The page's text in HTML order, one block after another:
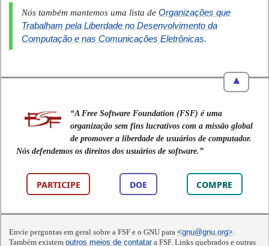
Nós também mantemos uma lista de Organizações que
Trabalham pela Liberdade no Desenvolvimento da
Computação e nas Comunicações Eletrônicas.
▲
“A Free Software Foundation (FSF) é uma
organização sem fins lucrativos com a missão global
de promover a liberdade de usuários de computador.
Nós defendemos os direitos dos usuários de software.”
PARTICIPE DOE COMPRE
Envie perguntas em geral sobre a FSF e o GNU para <gnu@gnu.org>
Também existem outros meios de contatara FSF. Links quebrados e outras